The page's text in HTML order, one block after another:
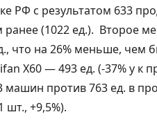
РФ с результатом 633
(1022 ед.). Второе
что на 26% меньше, чем
X60 — 493 ед. (-37% у
машин против 763 ед. в
шт., +9,5%).